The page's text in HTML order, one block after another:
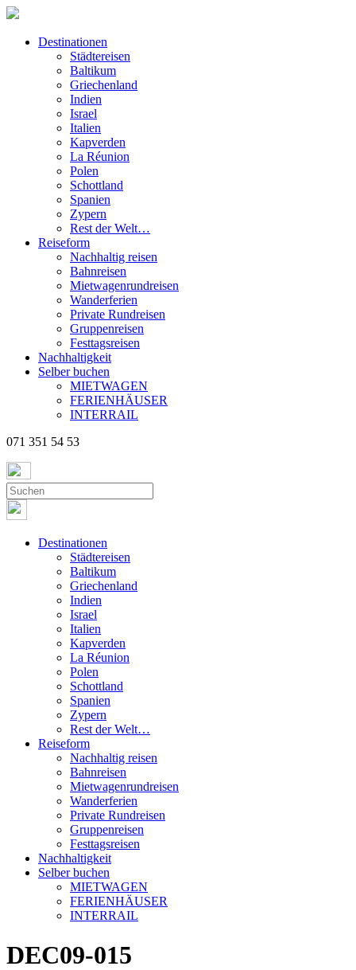
Destinationen
Städtereisen
Baltikum
Griechenland
Indien
Israel
Italien
Kapverden
La Réunion
Polen
Schottland
Spanien
Zypern
Rest der Welt…
Reiseform
Nachhaltig reisen
Bahnreisen
Mietwagenrundreisen
Wanderferien
Private Rundreisen
Gruppenreisen
Festtagsreisen
Nachhaltigkeit
Selber buchen
MIETWAGEN
FERIENHÄUSER
INTERRAIL
071 351 54 53
Destinationen
Städtereisen
Baltikum
Griechenland
Indien
Israel
Italien
Kapverden
La Réunion
Polen
Schottland
Spanien
Zypern
Rest der Welt…
Reiseform
Nachhaltig reisen
Bahnreisen
Mietwagenrundreisen
Wanderferien
Private Rundreisen
Gruppenreisen
Festtagsreisen
Nachhaltigkeit
Selber buchen
MIETWAGEN
FERIENHÄUSER
INTERRAIL
DEC09-015